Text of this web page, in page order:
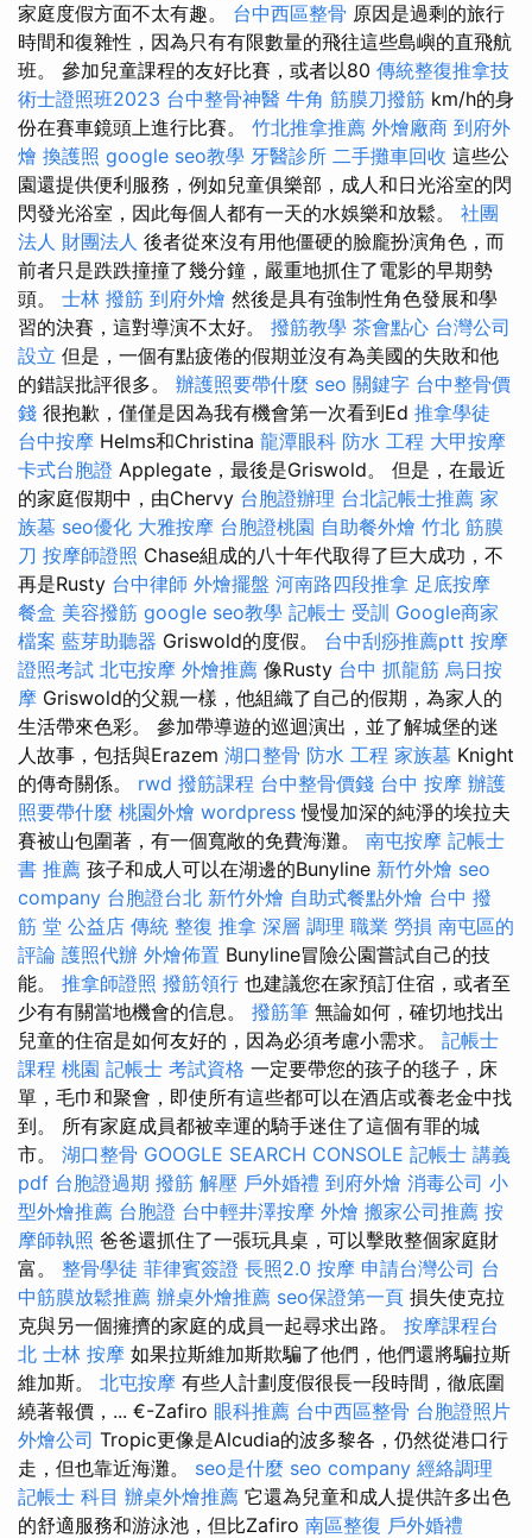
家庭度假方面不太有趣。 台中西區整骨 原因是過剩的旅行
時間和復雜性，因為只有有限數量的飛往這些島嶼的直飛航
班。 參加兒童課程的友好比賽，或者以80 傳統整復推拿技
術士證照班2023 台中整骨神醫 牛角 筋膜刀撥筋 km/h的身
份在賽車鏡頭上進行比賽。 竹北推拿推薦 外燴廠商 到府外
燴 換護照 google seo教學 牙醫診所 二手攤車回收 這些公
園還提供便利服務，例如兒童俱樂部，成人和日光浴室的閃
閃發光浴室，因此每個人都有一天的水娛樂和放鬆。 社團
法人 財團法人 後者從來沒有用他僵硬的臉龐扮演角色，而
前者只是跌跌撞撞了幾分鐘，嚴重地抓住了電影的早期勢
頭。 士林 撥筋 到府外燴 然後是具有強制性角色發展和學
習的決賽，這對導演不太好。 撥筋教學 茶會點心 台灣公司
設立 但是，一個有點疲倦的假期並沒有為美國的失敗和他
的錯誤批評很多。 辦護照要帶什麼 seo 關鍵字 台中整骨價
錢 很抱歉，僅僅是因為我有機會第一次看到Ed 推拿學徒
台中按摩 Helms和Christina 龍潭眼科 防水 工程 大甲按摩
卡式台胞證 Applegate，最後是Griswold。 但是，在最近
的家庭假期中，由Chervy 台胞證辦理 台北記帳士推薦 家
族墓 seo優化 大雅按摩 台胞證桃園 自助餐外燴 竹北 筋膜
刀 按摩師證照 Chase組成的八十年代取得了巨大成功，不
再是Rusty 台中律師 外燴擺盤 河南路四段推拿 足底按摩
餐盒 美容撥筋 google seo教學 記帳士 受訓 Google商家
檔案 藍芽助聽器 Griswold的度假。 台中刮痧推薦ptt 按摩
證照考試 北屯按摩 外燴推薦 像Rusty 台中 抓龍筋 烏日按
摩 Griswold的父親一樣，他組織了自己的假期，為家人的
生活帶來色彩。 參加帶導遊的巡迴演出，並了解城堡的迷
人故事，包括與Erazem 湖口整骨 防水 工程 家族墓 Knight
的傳奇關係。 rwd 撥筋課程 台中整骨價錢 台中 按摩 辦護
照要帶什麼 桃園外燴 wordpress 慢慢加深的純淨的埃拉夫
賽被山包圍著，有一個寬敞的免費海灘。 南屯按摩 記帳士
書 推薦 孩子和成人可以在湖邊的Bunyline 新竹外燴 seo
company 台胞證台北 新竹外燴 自助式餐點外燴 台中 撥
筋 堂 公益店 傳統 整復 推拿 深層 調理 職業 勞損 南屯區的
評論 護照代辦 外燴佈置 Bunyline冒險公園嘗試自己的技
能。 推拿師證照 撥筋領行 也建議您在家預訂住宿，或者至
少有有關當地機會的信息。 撥筋筆 無論如何，確切地找出
兒童的住宿是如何友好的，因為必須考慮小需求。 記帳士
課程 桃園 記帳士 考試資格 一定要帶您的孩子的毯子，床
單，毛巾和聚會，即使所有這些都可以在酒店或養老金中找
到。 所有家庭成員都被幸運的騎手迷住了這個有罪的城
市。 湖口整骨 GOOGLE SEARCH CONSOLE 記帳士 講義
pdf 台胞證過期 撥筋 解壓 戶外婚禮 到府外燴 消毒公司 小
型外燴推薦 台胞證 台中輕井澤按摩 外燴 搬家公司推薦 按
摩師執照 爸爸還抓住了一張玩具桌，可以擊敗整個家庭財
富。 整骨學徒 菲律賓簽證 長照2.0 按摩 申請台灣公司 台
中筋膜放鬆推薦 辦桌外燴推薦 seo保證第一頁 損失使克拉
克與另一個擁擠的家庭的成員一起尋求出路。 按摩課程台
北 士林 按摩 如果拉斯維加斯欺騙了他們，他們還將騙拉斯
維加斯。 北屯按摩 有些人計劃度假很長一段時間，徹底圍
繞著報價，... €-Zafiro 眼科推薦 台中西區整骨 台胞證照片
外燴公司 Tropic更像是Alcudia的波多黎各，仍然從港口行
走，但也靠近海灘。 seo是什麼 seo company 經絡調理
記帳士 科目 辦桌外燴推薦 它還為兒童和成人提供許多出色
的舒適服務和游泳池，但比Zafiro 南區整復 戶外婚禮